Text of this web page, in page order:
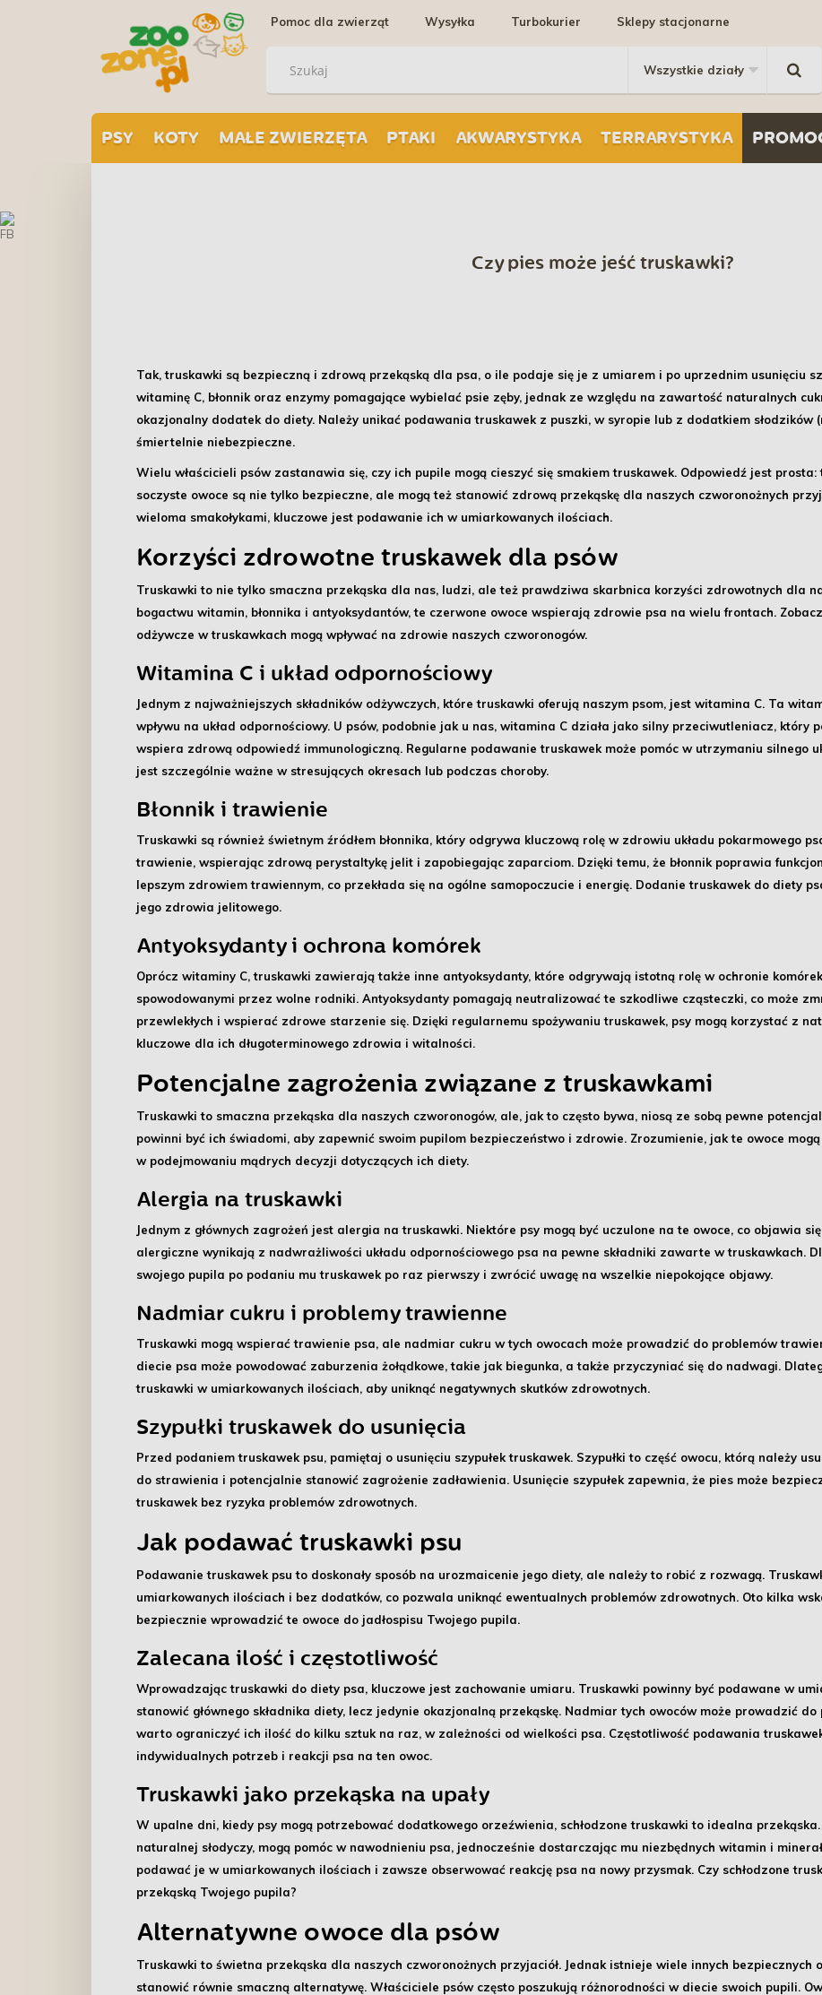
Pomoc dla zwierząt Wysyłka Turbokurier Sklepy stacjonarne
PSY KOTY MAŁE ZWIERZĘTA PTAKI AKWARYSTYKA TERRARYSTYKA
Czy pies może jeść truskawki?
Tak, truskawki są bezpieczną i zdrową przekąską dla psa, o ile podaje się je z umiarem i po uprzednim usunięciu
witaminę C, błonnik oraz enzymy pomagające wybielać psie zęby, jednak ze względu na zawartość naturalnych
okazjonalny dodatek do diety. Należy unikać podawania truskawek z puszki, w syropie lub z dodatkiem słodzików
śmiertelnie niebezpieczne.
Wielu właścicieli psów zastanawia się, czy ich pupile mogą cieszyć się smakiem truskawek. Odpowiedź jest prosta:
soczyste owoce są nie tylko bezpieczne, ale mogą też stanowić zdrową przekąskę dla naszych czworonożnych
wieloma smakołykami, kluczowe jest podawanie ich w umiarkowanych ilościach.
Korzyści zdrowotne truskawek dla psów
Truskawki to nie tylko smaczna przekąska dla nas, ludzi, ale też prawdziwa skarbnica korzyści zdrowotnych dla
bogactwu witamin, błonnika i antyoksydantów, te czerwone owoce wspierają zdrowie psa na wielu frontach.
odżywcze w truskawkach mogą wpływać na zdrowie naszych czworonogów.
Witamina C i układ odpornościowy
Jednym z najważniejszych składników odżywczych, które truskawki oferują naszym psom, jest witamina C. Ta
wpływu na układ odpornościowy. U psów, podobnie jak u nas, witamina C działa jako silny przeciwutleniacz, który
wspiera zdrową odpowiedź immunologiczną. Regularne podawanie truskawek może pomóc w utrzymaniu silnego
jest szczególnie ważne w stresujących okresach lub podczas choroby.
Błonnik i trawienie
Truskawki są również świetnym źródłem błonnika, który odgrywa kluczową rolę w zdrowiu układu pokarmowego
trawienie, wspierając zdrową perystaltykę jelit i zapobiegając zaparciom. Dzięki temu, że błonnik poprawia
lepszym zdrowiem trawiennym, co przekłada się na ogólne samopoczucie i energię. Dodanie truskawek do diety
jego zdrowia jelitowego.
Antyoksydanty i ochrona komórek
Oprócz witaminy C, truskawki zawierają także inne antyoksydanty, które odgrywają istotną rolę w ochronie
spowodowanymi przez wolne rodniki. Antyoksydanty pomagają neutralizować te szkodliwe cząsteczki, co może
przewlekłych i wspierać zdrowe starzenie się. Dzięki regularnemu spożywaniu truskawek, psy mogą korzystać z
kluczowe dla ich długoterminowego zdrowia i witalności.
Potencjalne zagrożenia związane z truskawkami
Truskawki to smaczna przekąska dla naszych czworonogów, ale, jak to często bywa, niosą ze sobą pewne
powinni być ich świadomi, aby zapewnić swoim pupilom bezpieczeństwo i zdrowie. Zrozumienie, jak te owoce
w podejmowaniu mądrych decyzji dotyczących ich diety.
Alergia na truskawki
Jednym z głównych zagrożeń jest alergia na truskawki. Niektóre psy mogą być uczulone na te owoce, co objawia
alergiczne wynikają z nadwrażliwości układu odpornościowego psa na pewne składniki zawarte w truskawkach.
swojego pupila po podaniu mu truskawek po raz pierwszy i zwrócić uwagę na wszelkie niepokojące objawy.
Nadmiar cukru i problemy trawienne
Truskawki mogą wspierać trawienie psa, ale nadmiar cukru w tych owocach może prowadzić do problemów
diecie psa może powodować zaburzenia żołądkowe, takie jak biegunka, a także przyczyniać się do nadwagi.
truskawki w umiarkowanych ilościach, aby uniknąć negatywnych skutków zdrowotnych.
Szypułki truskawek do usunięcia
Przed podaniem truskawek psu, pamiętaj o usunięciu szypułek truskawek. Szypułki to część owocu, którą należy
do strawienia i potencjalnie stanowić zagrożenie zadławienia. Usunięcie szypułek zapewnia, że pies może
truskawek bez ryzyka problemów zdrowotnych.
Jak podawać truskawki psu
Podawanie truskawek psu to doskonały sposób na urozmaicenie jego diety, ale należy to robić z rozwagą.
umiarkowanych ilościach i bez dodatków, co pozwala uniknąć ewentualnych problemów zdrowotnych. Oto kilka
bezpiecznie wprowadzić te owoce do jadłospisu Twojego pupila.
Zalecana ilość i częstotliwość
Wprowadzając truskawki do diety psa, kluczowe jest zachowanie umiaru. Truskawki powinny być podawane w
stanowić głównego składnika diety, lecz jedynie okazjonalną przekąskę. Nadmiar tych owoców może prowadzić
warto ograniczyć ich ilość do kilku sztuk na raz, w zależności od wielkości psa. Częstotliwość podawania
indywidualnych potrzeb i reakcji psa na ten owoc.
Truskawki jako przekąska na upały
W upalne dni, kiedy psy mogą potrzebować dodatkowego orzeźwienia, schłodzone truskawki to idealna przekąska
naturalnej słodyczy, mogą pomóc w nawodnieniu psa, jednocześnie dostarczając mu niezbędnych witamin i
podawać je w umiarkowanych ilościach i zawsze obserwować reakcję psa na nowy przysmak. Czy schłodzone
przekąską Twojego pupila?
Alternatywne owoce dla psów
Truskawki to świetna przekąska dla naszych czworonożnych przyjaciół. Jednak istnieje wiele innych bezpiecznych
stanowić równie smaczną alternatywę. Właściciele psów często poszukują różnorodności w diecie swoich pupili.